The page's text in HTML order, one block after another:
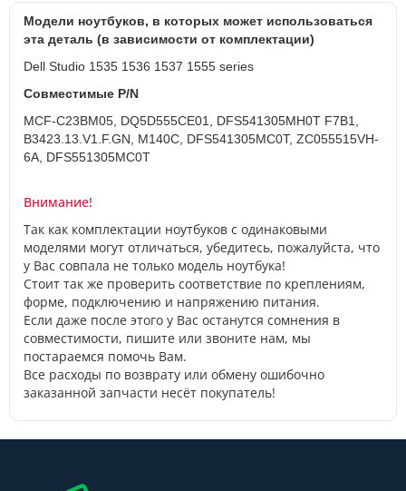
Модели ноутбуков, в которых может использоваться
эта деталь (в зависимости от комплектации)
Dell Studio 1535 1536 1537 1555 series
Совместимые P/N
MCF-C23BM05, DQ5D555CE01, DFS541305MH0T F7B1,
B3423.13.V1.F.GN, M140C, DFS541305MC0T, ZC055515VH-
6A, DFS551305MC0T
Внимание!
Так как комплектации ноутбуков с одинаковыми
моделями могут отличаться, убедитесь, пожалуйста, что
у Вас совпала не только модель ноутбука!
Стоит так же проверить соответствие по креплениям,
форме, подключению и напряжению питания.
Если даже после этого у Вас останутся сомнения в
совместимости, пишите или звоните нам, мы
постараемся помочь Вам.
Все расходы по возврату или обмену ошибочно
заказанной запчасти несёт покупатель!